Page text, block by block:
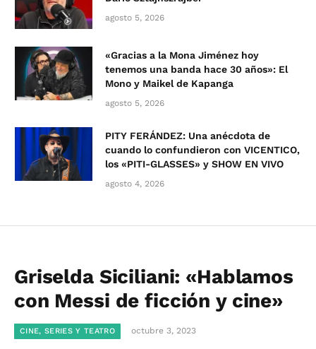
agosto 5, 2026
«Gracias a la Mona Jiménez hoy
tenemos una banda hace 30 años»: El
Mono y Maikel de Kapanga
agosto 5, 2026
PITY FERÁNDEZ: Una anécdota de
cuando lo confundieron con VICENTICO,
los «PITI-GLASSES» y SHOW EN VIVO
agosto 4, 2026
Griselda Siciliani: «Hablamos
con Messi de ficción y cine»
CINE, SERIES Y TEATRO octubre 3, 2023